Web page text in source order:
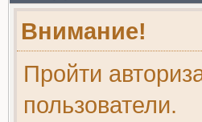
Внимание!
Пройти
пользователи.